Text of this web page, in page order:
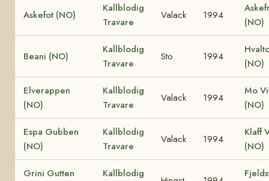
Askefot (NO)
Kallblodig
Travare
Valack 1994
(NO)
Beani (NO)
Kallblodig
Travare
Sto 1994
(NO)
Elverappen
(NO)
Kallblodig
Travare
Valack 1994
Mo
(NO)
Espa Gubben
(NO)
Kallblodig
Travare
Valack 1994
Klaff
(NO)
Grini Gutten
Kallblodig